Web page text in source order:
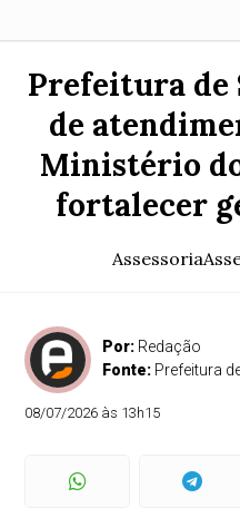
Prefeitura
de
Ministério
fortalecer
Por: Redação
Fonte: Prefeitura
08/07/2026 às 13h15